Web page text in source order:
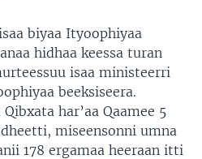
biyaa Ityoophiyaa
hidhaa keessa turan
isaa ministeerri
beeksiseera.
har’aa Qaamee 5
miseensonni umna
178 ergamaa heeraan itti